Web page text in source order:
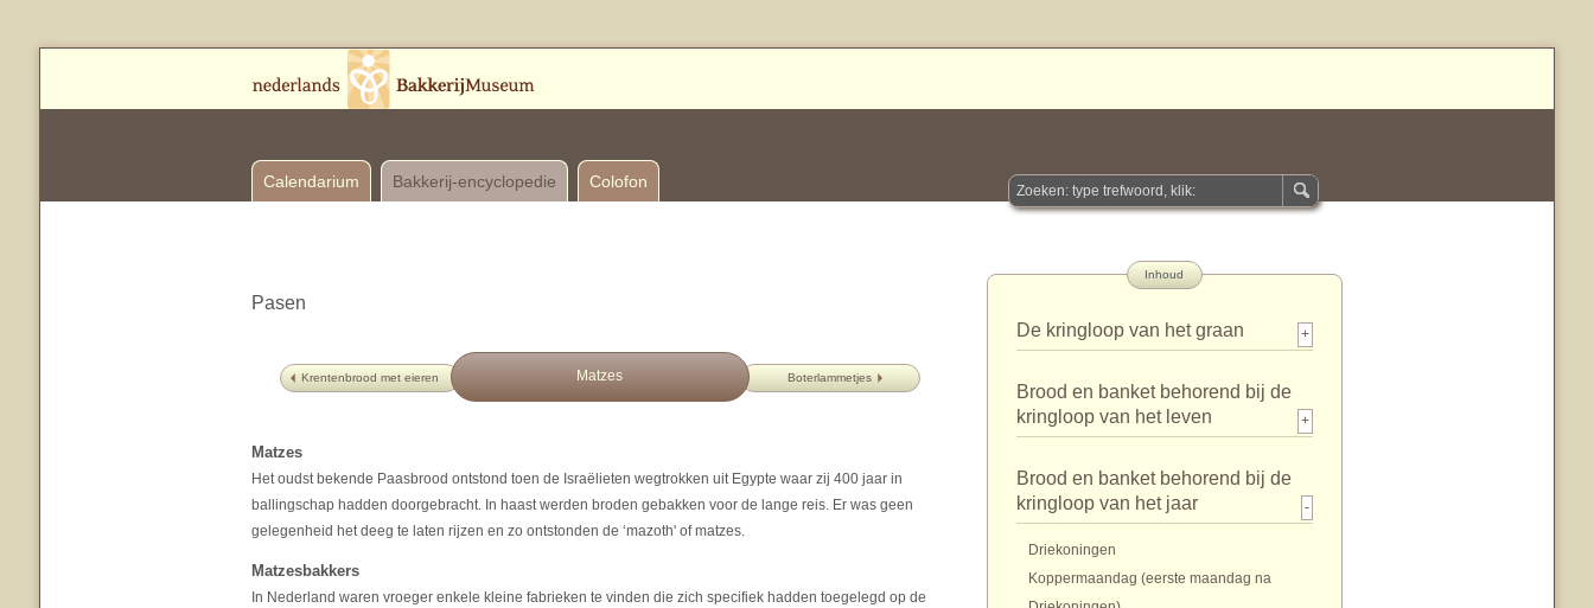
Calendarium Bakkerij-encyclopedie Colofon
Pasen
Krentenbrood met eieren Boterlammetjes
Matzes
Matzes
Het oudst bekende Paasbrood ontstond toen de Israëlieten wegtrokken uit Egypte waar zij 400 jaar in
ballingschap hadden doorgebracht. In haast werden broden gebakken voor de lange reis. Er was geen
gelegenheid het deeg te laten rijzen en zo ontstonden de ‘mazoth' of matzes.
Matzesbakkers
In Nederland waren vroeger enkele kleine fabrieken te vinden die zich specifiek hadden toegelegd op de
Inhoud
De kringloop van het graan +
Brood en banket behorend bij de
kringloop van het leven
+
Brood en banket behorend bij de
kringloop van het jaar
-
Driekoningen
Koppermaandag (eerste maandag na
Driekoningen)